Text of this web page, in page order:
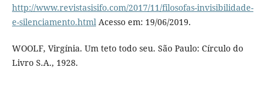
http://www.revistasisifo.com/2017/11/filosofas-invisibilidade-
e-silenciamento.htmlAcesso em: 19/06/2019.
WOOLF, Virgínia. Um teto todo seu. São Paulo: Círculo do
Livro S.A., 1928.